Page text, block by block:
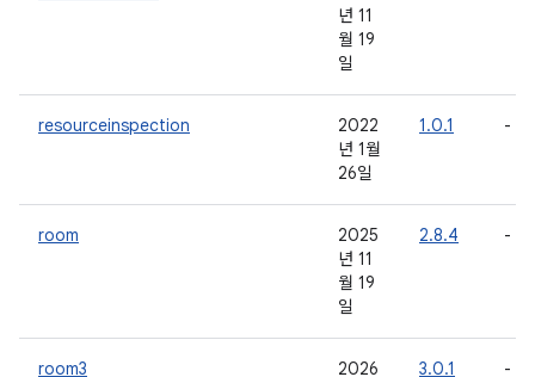
년 11
월 19
일
resourceinspection
2022
년 1월
26일
1.0.1 -
room
2025
년 11
월 19
일
2.8.4 -
room3
2026
3.0.1 -